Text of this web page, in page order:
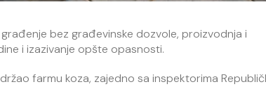
bez građevinske dozvole, proizvodnja i
i izazivanje opšte opasnosti.
farmu koza, zajedno sa inspektorima